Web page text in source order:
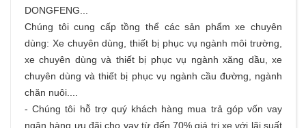
DONGFENG...
Chúng tôi cung cấp tồng thể các sản phẩmxe chuyên
dùng: Xe chuyên dùng, thiết bị phục vụ ngành môi trường,
xe chuyên dùng và thiết bị phục vụ ngành xăng dầu, xe
chuyên dùng và thiết bị phục vụ ngành cầu đường, ngành
chăn nuôi....
- Chúng tôi hỗ trợ quý khách hàng mua trả gópvốn vay
ngân hàng ưu đãi cho vay từ đến 70% giá trị xe với lãi suất